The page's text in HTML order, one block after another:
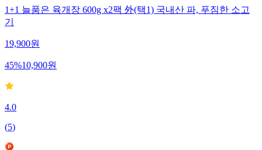
1+1 늘품은 육개장 600g x2팩 外(택1) 국내산 파, 푸짐한 소고
기
19,900원
45%10,900원
4.0
(5)